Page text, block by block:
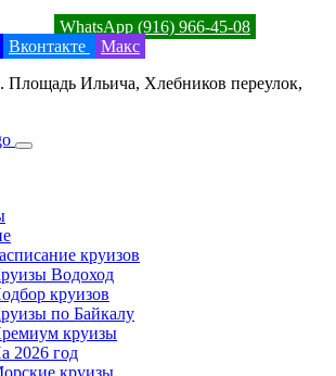
WhatsApp (916) 966-45-08
Вконтакте
Макс
Площадь Ильича, Хлебников переулок,
круизов
Водоход
круизов
по Байкалу
круизы
2026 год
круизы